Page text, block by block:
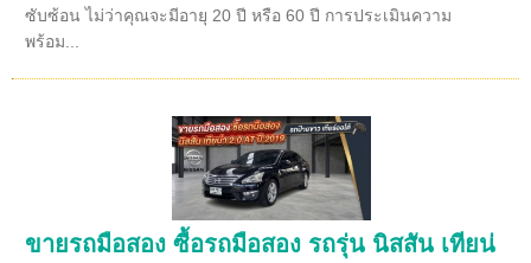
ซับซ้อน ไม่ว่าคุณจะมีอายุ 20 ปี หรือ 60 ปี การประเมินความ
พร้อม...
ขายรถมือสอง ซื้อรถมือสอง รถรุ่น นิสสัน เทียน่